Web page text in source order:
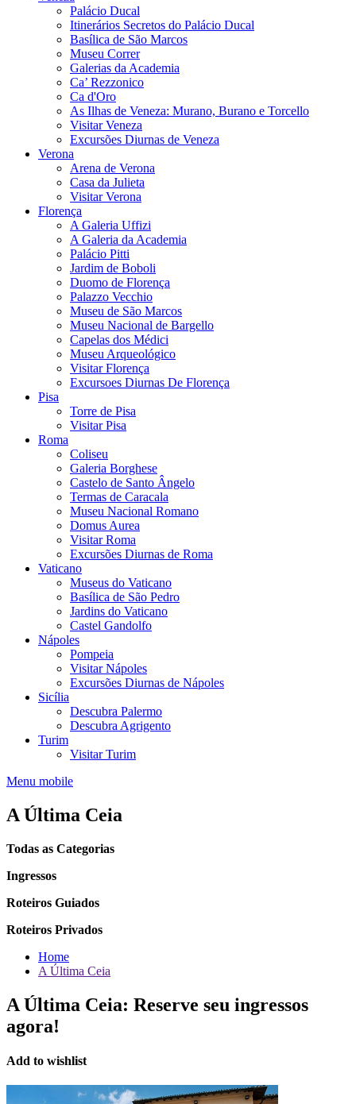
Palácio Ducal
Itinerários Secretos do Palácio Ducal
Basílica de São Marcos
Museu Correr
Galerias da Academia
Ca’ Rezzonico
Ca d'Oro
As Ilhas de Veneza: Murano, Burano e Torcello
Visitar Veneza
Excursões Diurnas de Veneza
Verona
Arena de Verona
Casa da Julieta
Visitar Verona
Florença
A Galeria Uffizi
A Galeria da Academia
Palácio Pitti
Jardim de Boboli
Duomo de Florença
Palazzo Vecchio
Museu de São Marcos
Museu Nacional de Bargello
Capelas dos Médici
Museu Arqueológico
Visitar Florença
Excursoes Diurnas De Florença
Pisa
Torre de Pisa
Visitar Pisa
Roma
Coliseu
Galeria Borghese
Castelo de Santo Ângelo
Termas de Caracala
Museu Nacional Romano
Domus Aurea
Visitar Roma
Excursões Diurnas de Roma
Vaticano
Museus do Vaticano
Basílica de São Pedro
Jardins do Vaticano
Castel Gandolfo
Nápoles
Pompeia
Visitar Nápoles
Excursões Diurnas de Nápoles
Sicília
Descubra Palermo
Descubra Agrigento
Turim
Visitar Turim
Menu mobile
A Última Ceia
Todas as Categorias
Ingressos
Roteiros Guiados
Roteiros Privados
Home
A Última Ceia
A Última Ceia: Reserve seu ingressos
agora!
Add to wishlist